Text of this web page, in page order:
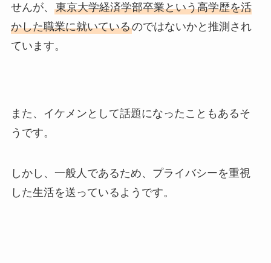
せんが、 東京大学経済学部卒業という高学歴を活
かした職業に就いているのではないかと推測され
ています。
また、イケメンとして話題になったこともあるそ
うです。
しかし、一般人であるため、プライバシーを重視
した生活を送っているようです。